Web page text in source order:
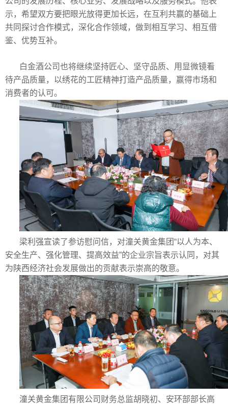
示，希望双方要把眼光放得更加长远，在互利共赢的基础上
共同探讨合作模式，深化合作领域，做到相互学习、相互借
鉴、优势互补。
白金酒公司也将继续坚持匠心、坚守品质、用显微镜看
待产品质量，以绣花的工匠精神打造产品质量，赢得市场和
消费者的认可。
梁利强宣读了参访慰问信，对潼关黄金集团“以人为本、
安全生产、强化管理、提高效益”的企业宗旨表示认同，对其
为陕西经济社会发展做出的贡献表示崇高的敬意。
潼关黄金集团有限公司财务总监胡晓初、安环部部长高